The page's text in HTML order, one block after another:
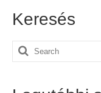
Keresés
Search